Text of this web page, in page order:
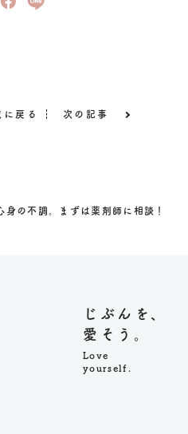
に戻る 次の記事
の不調。まずは薬剤師に相談！
じぶんを、
愛そう。
Love
yourself.